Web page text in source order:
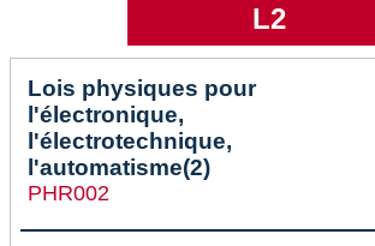
L2
Lois physiques pour
l'électronique,
l'électrotechnique,
l'automatisme(2)
PHR002